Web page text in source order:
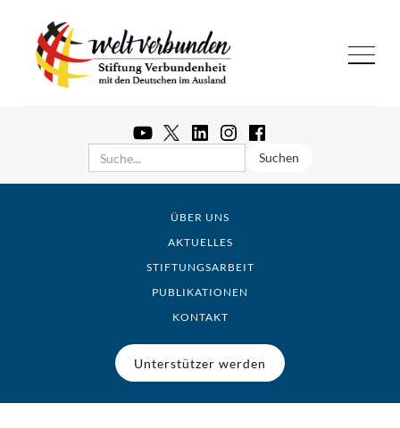
ÜBER UNS
AKTUELLES
STIFTUNGSARBEIT
PUBLIKATIONEN
KONTAKT
Unterstützer werden